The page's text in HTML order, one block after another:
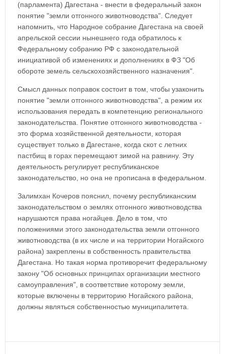
(парламента) Дагестана - внести в федеральный закон
понятие "земли отгонного животноводства". Следует
напомнить, что Народное собрание Дагестана на своей
апрельской сессии нынешнего года обратилось к
Федеральному собранию РФ с законодательной
инициативой об изменениях и дополнениях в ФЗ "Об
обороте земель сельскохозяйственного назначения".
Смысл данных поправок состоит в том, чтобы узаконить
понятие "земли отгонного животноводства", а режим их
использования передать в компетенцию регионального
законодательства. Понятие отгонного животноводства -
это форма хозяйственной деятельности, которая
существует только в Дагестане, когда скот с летних
пастбищ в горах перемещают зимой на равнину. Эту
деятельность регулирует республиканское
законодательство, но она не прописана в федеральном.
Залимхан Кочеров пояснил, почему республиканским
законодательством о землях отгонного животноводства
нарушаются права ногайцев. Дело в том, что
положениями этого законодательства земли отгонного
животноводства (в их числе и на территории Ногайского
района) закреплены в собственность правительства
Дагестана. Но такая норма противоречит федеральному
закону "Об основных принципах организации местного
самоуправления", в соответствие которому земли,
которые включены в территорию Ногайского района,
должны являться собственностью муниципалитета.